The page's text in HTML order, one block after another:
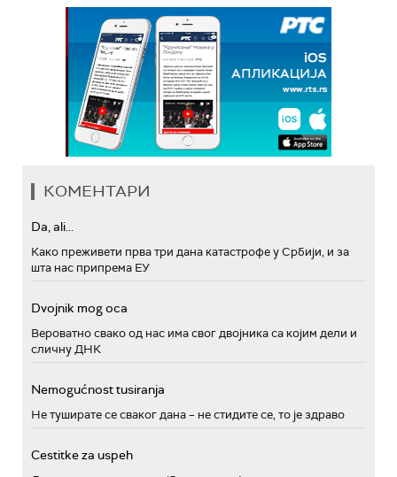
КОМЕНТАРИ
Da, ali...
Како преживети прва три дана катастрофе у Србији, и за
шта нас припрема ЕУ
Dvojnik mog oca
Вероватно свако од нас има свог двојника са којим дели и
сличну ДНК
Nemogućnost tusiranja
Не туширате се сваког дана – не стидите се, то је здраво
Cestitke za uspeh